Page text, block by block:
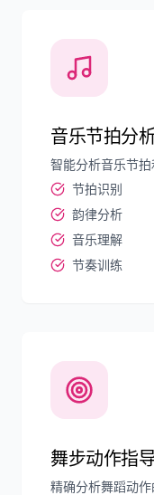
音乐节拍分
智能分析音乐节
节拍识别
韵律分析
音乐理解
节奏训练
舞步动作指
精确分析舞蹈动